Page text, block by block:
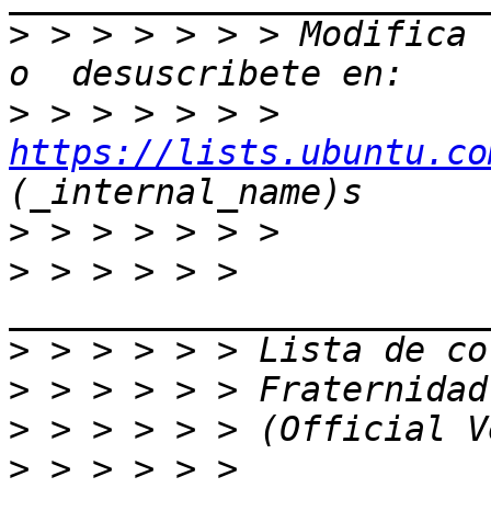
> > > > > > > Modifica
>
https://
>
> > > > > >
>
>
>
> > > > > >